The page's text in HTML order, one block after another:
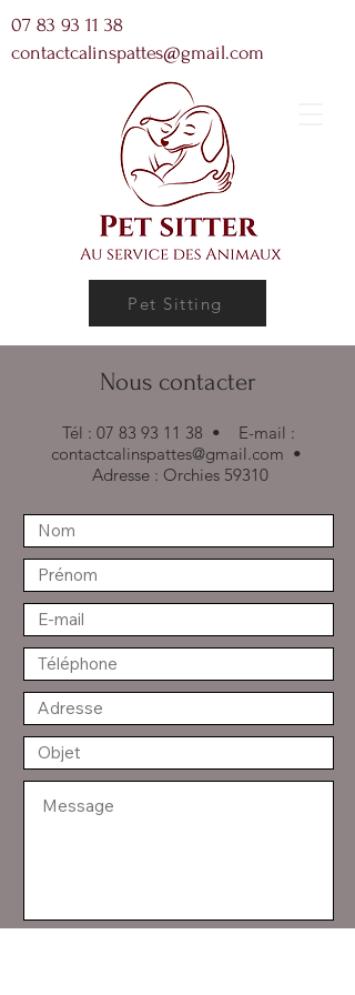
07 83 93 11 38
contactcalinspattes@gmail.com
Pet Sitting
Nous contacter
Tél : 07 83 93 11 38 • E-mail :
contactcalinspattes@gmail.com •
Adresse : Orchies 59310